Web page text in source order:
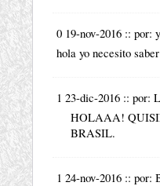
0 19-nov-2016 :: por:
hola yo necesito
1 23-dic-2016 :: por:
HOLAAA!
BRASIL.
1 24-nov-2016 :: por: